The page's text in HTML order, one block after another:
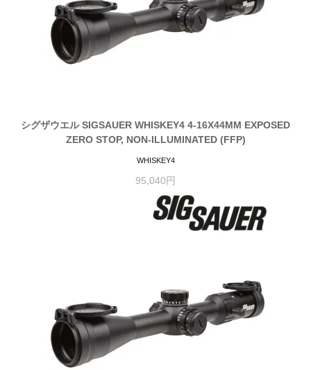
シグザウエル SIGSAUER WHISKEY4 4-16X44MM EXPOSED
ZERO STOP, NON-ILLUMINATED (FFP)
WHISKEY4
95,040円